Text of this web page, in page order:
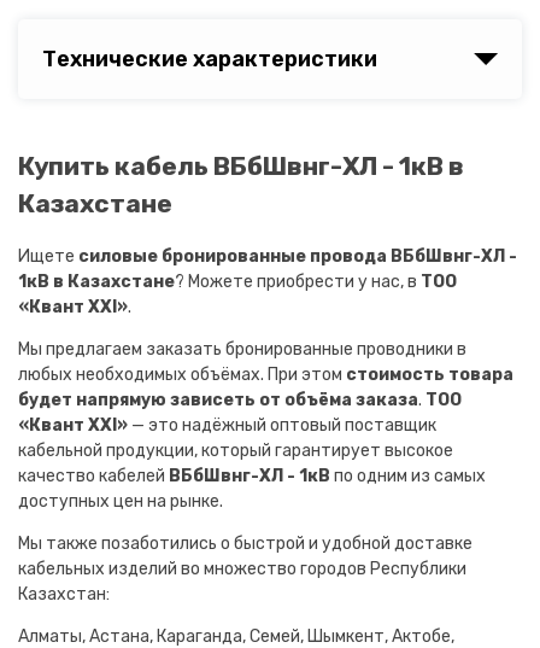
Технические характеристики
Купить кабель ВБбШвнг-ХЛ - 1кВ в
Казахстане
Ищете силовые бронированные провода ВБбШвнг-ХЛ -
1кВ в Казахстане? Можете приобрести у нас, в ТОО
«Квант XXI».
Мы предлагаем заказать бронированные проводники в
любых необходимых объёмах. При этом стоимость товара
будет напрямую зависеть от объёма заказа. ТОО
«Квант XXI» — это надёжный оптовый поставщик
кабельной продукции, который гарантирует высокое
качество кабелей ВБбШвнг-ХЛ - 1кВ по одним из самых
доступных цен на рынке.
Мы также позаботились о быстрой и удобной доставке
кабельных изделий во множество городов Республики
Казахстан:
Алматы, Астана, Караганда, Семей, Шымкент, Актобе,